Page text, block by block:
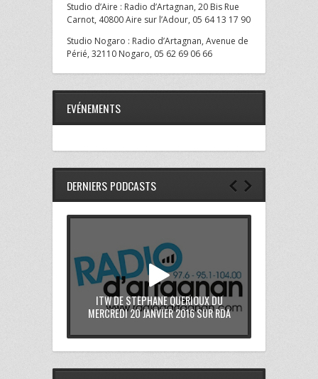
Studio d’Aire : Radio d’Artagnan, 20 Bis Rue
Carnot, 40800 Aire sur l’Adour, 05 64 13 17 90
Studio Nogaro : Radio d’Artagnan, Avenue de
Périé, 32110 Nogaro, 05 62 69 06 66
EVÉNEMENTS
DERNIERS PODCASTS
ITW DE STEPHANE QUERIOUX DU
MERCREDI 20 JANVIER 2016 SUR RDA